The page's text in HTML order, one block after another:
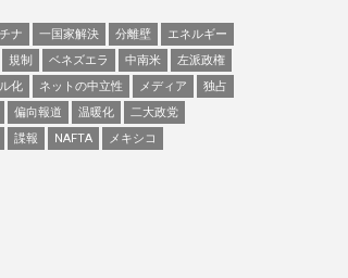
ナ 一国家解決 分離壁
エネルギー
規制 ベネズエラ 中南米
左派政権
化 ネットの中立性 メディア
独占
偏向報道 温暖化
二大政党
諜報 NAFTA
メキシコ